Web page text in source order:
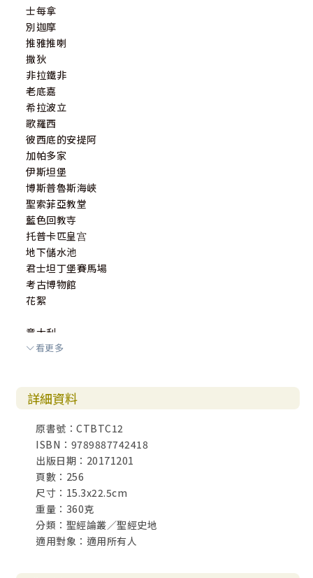
士每拿
別迦摩
推雅推喇
撒狄
非拉鐵非
老底嘉
希拉波立
歌羅西
彼西底的安提阿
加帕多家
伊斯坦堡
博斯普魯斯海峽
聖索菲亞教堂
藍色回教寺
托普卡匹皇宫
地下儲水池
君士坦丁堡賽馬場
考古博物館
花絮
意大利
馬梅爾定監獄
羅馬競技場
聖保羅堂
梵蒂岡城國
梵蒂岡博物館
西斯汀禮拜堂
聖彼得大教堂
花絮
信息
腓立比書
庇哩亞
看更多
詳細資料
原書號：CTBTC12
ISBN：9789887742418
出版日期：20171201
頁數：256
尺寸：15.3x22.5cm
重量：360克
分類：聖經論叢／聖經史地
適用對象：適用所有人